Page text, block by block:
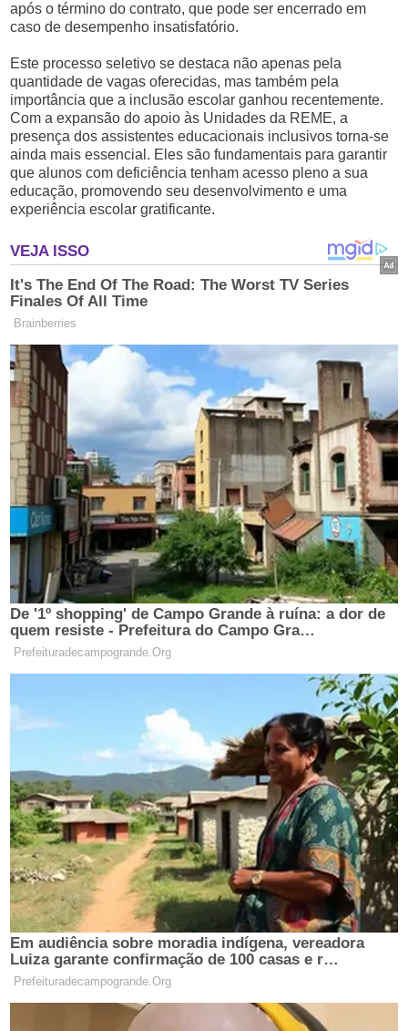
após o término do contrato, que pode ser encerrado em
caso de desempenho insatisfatório.
Este processo seletivo se destaca não apenas pela
quantidade de vagas oferecidas, mas também pela
importância que a inclusão escolar ganhou recentemente.
Com a expansão do apoio às Unidades da REME, a
presença dos assistentes educacionais inclusivos torna-se
ainda mais essencial. Eles são fundamentais para garantir
que alunos com deficiência tenham acesso pleno a sua
educação, promovendo seu desenvolvimento e uma
experiência escolar gratificante.